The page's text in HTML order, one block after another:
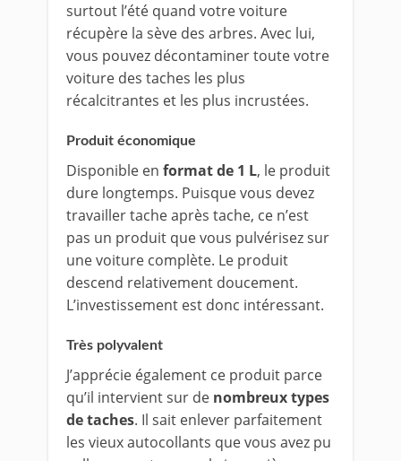
surtout l’été quand votre voiture
récupère la sève des arbres. Avec lui,
vous pouvez décontaminer toute votre
voiture des taches les plus
récalcitrantes et les plus incrustées.
Produit économique
Disponible en format de 1 L, le produit
dure longtemps. Puisque vous devez
travailler tache après tache, ce n’est
pas un produit que vous pulvérisez sur
une voiture complète. Le produit
descend relativement doucement.
L’investissement est donc intéressant.
Très polyvalent
J’apprécie également ce produit parce
qu’il intervient sur de nombreux types
de taches. Il sait enlever parfaitement
les vieux autocollants que vous avez pu